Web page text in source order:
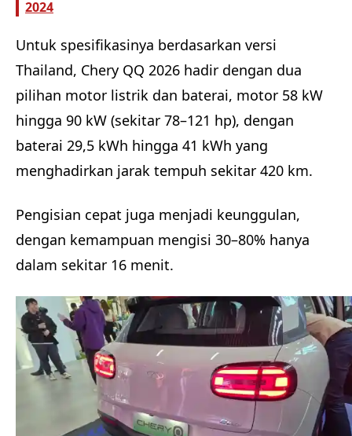
2024
Untuk spesifikasinya berdasarkan versi
Thailand, Chery QQ 2026 hadir dengan dua
pilihan motor listrik dan baterai, motor 58 kW
hingga 90 kW (sekitar 78–121 hp), dengan
baterai 29,5 kWh hingga 41 kWh yang
menghadirkan jarak tempuh sekitar 420 km.
Pengisian cepat juga menjadi keunggulan,
dengan kemampuan mengisi 30–80% hanya
dalam sekitar 16 menit.